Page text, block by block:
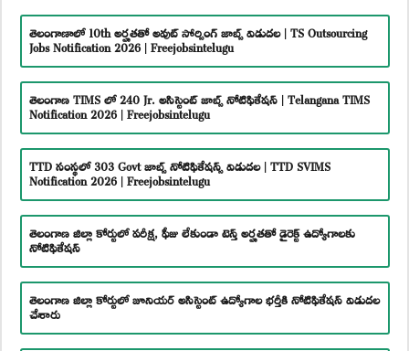
తెలంగాణాలో 10th అర్హతతో అవుట్ సోర్సింగ్ జాబ్స్ విడుదల | TS Outsourcing
Jobs Notification 2026 | Freejobsintelugu
తెలంగాణ TIMS లో 240 Jr. అసిస్టెంట్ జాబ్స్ నోటిఫికేషన్ | Telangana TIMS
Notification 2026 | Freejobsintelugu
TTD సంస్థలో 303 Govt జాబ్స్ నోటిఫికేషన్స్ విడుదల | TTD SVIMS
Notification 2026 | Freejobsintelugu
తెలంగాణ జిల్లా కోర్టులో పరీక్ష, ఫీజు లేకుండా టెన్త్ అర్హతతో డైరెక్ట్ ఉద్యోగాలకు
నోటిఫికేషన్
తెలంగాణ జిల్లా కోర్టులో జూనియర్ అసిస్టెంట్ ఉద్యోగాల భర్తీకి నోటిఫికేషన్ విడుదల
చేశారు